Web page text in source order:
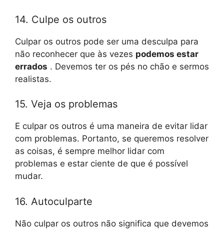
14. Culpe os outros
Culpar os outros pode ser uma desculpa para
não reconhecer que às vezes podemos estar
errados . Devemos ter os pés no chão e sermos
realistas.
15. Veja os problemas
E culpar os outros é uma maneira de evitar lidar
com problemas. Portanto, se queremos resolver
as coisas, é sempre melhor lidar com
problemas e estar ciente de que é possível
mudar.
16. Autoculparte
Não culpar os outros não significa que devemos